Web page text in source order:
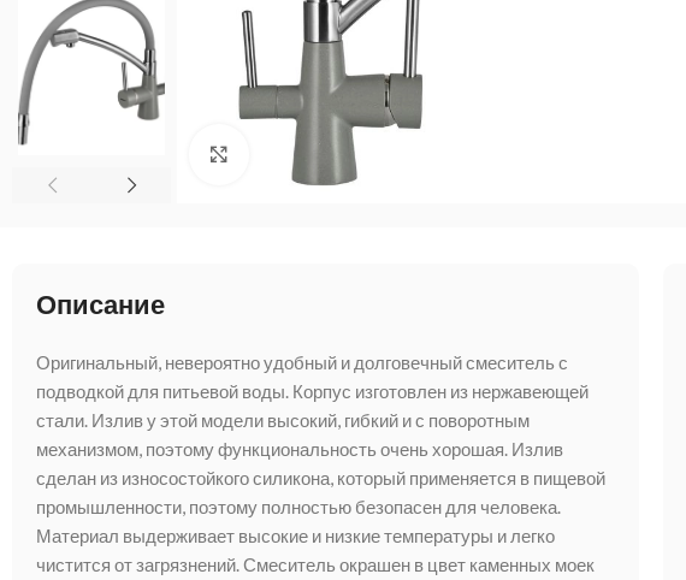
Нажмите, чтобы увеличить
Описание
Оригинальный, невероятно удобный и долговечный смеситель с
подводкой для питьевой воды. Корпус изготовлен из нержавеющей
стали. Излив у этой модели высокий, гибкий и с поворотным
механизмом, поэтому функциональность очень хорошая. Излив
сделан из износостойкого силикона, который применяется в пищевой
промышленности, поэтому полностью безопасен для человека.
Материал выдерживает высокие и низкие температуры и легко
чистится от загрязнений. Смеситель окрашен в цвет каменных моек